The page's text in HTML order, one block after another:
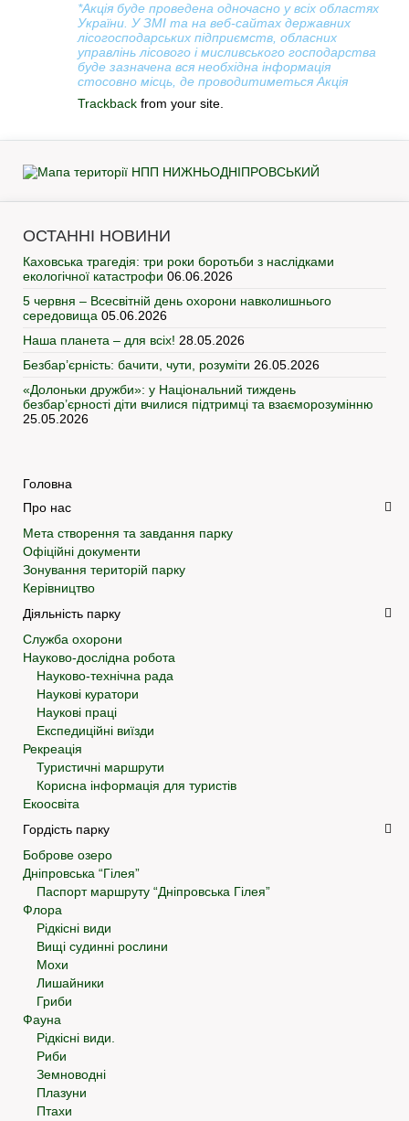
*Акція буде проведена одночасно у всіх областях
України. У ЗМІ та на веб-сайтах державних
лісогосподарських підприємств, обласних
управлінь лісового і мисливського господарства
буде зазначена вся необхідна інформація
стосовно місць, де проводитиметься Акція
Trackback from your site.
ОСТАННІ НОВИНИ
Каховська трагедія: три роки боротьби з наслідками
екологічної катастрофи 06.06.2026
5 червня – Всесвітній день охорони навколишнього
середовища 05.06.2026
Наша планета – для всіх! 28.05.2026
Безбар’єрність: бачити, чути, розуміти 26.05.2026
«Долоньки дружби»: у Національний тиждень
безбар’єрності діти вчилися підтримці та взаєморозумінню
25.05.2026
Головна
Про нас
Мета створення та завдання парку
Офіційні документи
Зонування територій парку
Керівництво
Діяльність парку
Служба охорони
Науково-дослідна робота
Науково-технічна рада
Наукові куратори
Наукові праці
Експедиційні виїзди
Рекреація
Туристичні маршрути
Корисна інформація для туристів
Екоосвіта
Гордість парку
Боброве озеро
Дніпровська “Гілея”
Паспорт маршруту “Дніпровська Гілея”
Флора
Рідкісні види
Вищі судинні рослини
Мохи
Лишайники
Гриби
Фауна
Рідкісні види.
Риби
Земноводні
Плазуни
Птахи